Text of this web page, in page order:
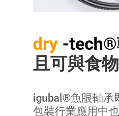
dry -tech®
且可與食
igubal®魚眼軸承
包裝行業應用中